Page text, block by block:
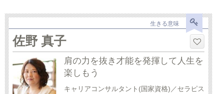
生きる意味
佐野 真子
肩の力を抜き才能を発揮して人生を
楽しもう
キャリアコンサルタント(国家資格)／セラピス